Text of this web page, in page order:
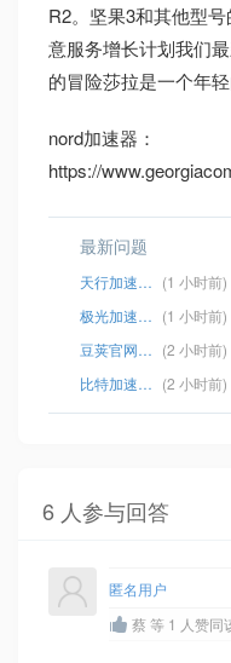
R2。坚果3和其他型
意服务增长计划我们
的冒险莎拉是一个年
nord加速器：
https://
最新问题
天行加速器谁有 (1 小时前)
极光加速器pc (1 小时前)
豆荚官网首页 (2 小时前)
比特加速器破解版 (2 小时前)
6 人参与回答
匿名用户
蔡 等 1 人赞同